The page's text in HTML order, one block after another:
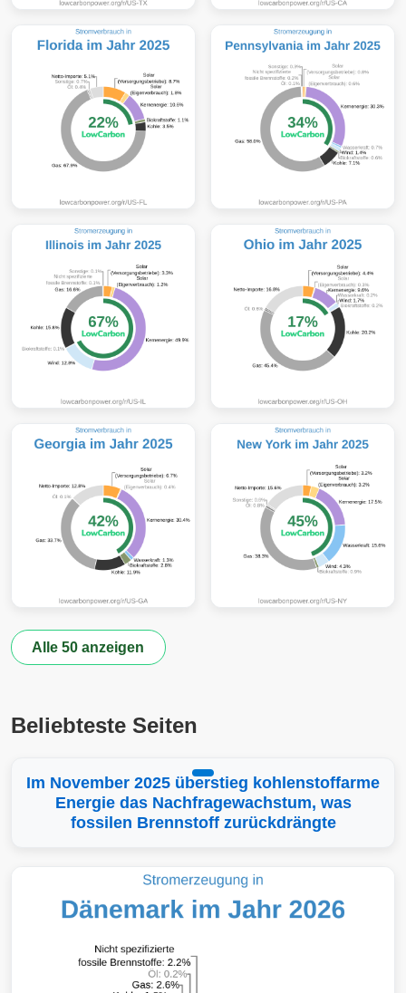
Alle 50 anzeigen
Beliebteste Seiten
Im November 2025 überstieg kohlenstoffarme
Energie das Nachfragewachstum, was
fossilen Brennstoff zurückdrängte